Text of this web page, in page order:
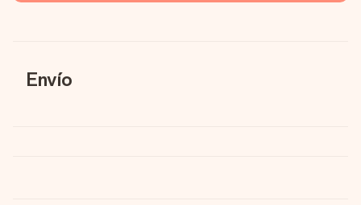
Envío